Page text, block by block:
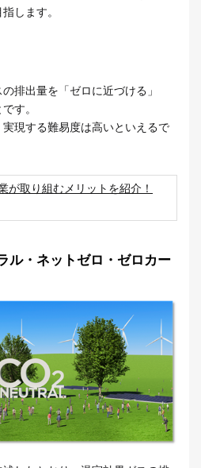
します。
排出量を「ゼロに近づける」
す。
現する難易度は高いといえるで
が取り組むメリットを紹介！
ル・ネットゼロ・ゼロカー